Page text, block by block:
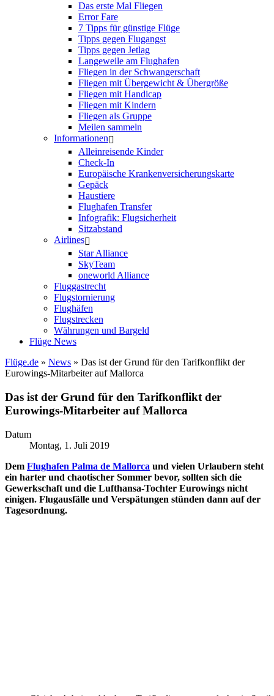
Das erste Mal Fliegen
Error Fare
7 Tipps für günstige Flüge
Tipps gegen Flugangst
Tipps gegen Jetlag
Langeweile am Flughafen
Fliegen in der Schwangerschaft
Fliegen mit Übergewicht & Übergröße
Fliegen mit Handicap
Fliegen mit Kindern
Fliegen als Gruppe
Meilen sammeln
Informationen
Alleinreisende Kinder
Check-In
Europäische Krankenversicherungskarte
Gepäck
Haustiere
Flughafen Transfer
Infografik: Flugsicherheit
Sitzabstand
Airlines
Star Alliance
SkyTeam
oneworld Alliance
Fluggastrecht
Flugstornierung
Flughäfen
Flugstrecken
Währungen und Bargeld
Flüge News
Flüge.de » News » Das ist der Grund für den Tarifkonflikt der
Eurowings-Mitarbeiter auf Mallorca
Das ist der Grund für den Tarifkonflikt der
Eurowings-Mitarbeiter auf Mallorca
Datum
Montag, 1. Juli 2019
Dem Flughafen Palma de Mallorca und vielen Urlaubern steht
ein harter und chaotischer Sommer bevor, sollten sich die
Gewerkschaft und die Lufthansa-Tochter Eurowings nicht
einigen. Flugausfälle und Verspätungen stünden dann auf der
Tagesordnung.